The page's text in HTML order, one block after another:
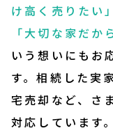
け高く売りたい」
「大切な家だか
いう想いにもお
す。相続した実
宅売却など、さ
対応しています。